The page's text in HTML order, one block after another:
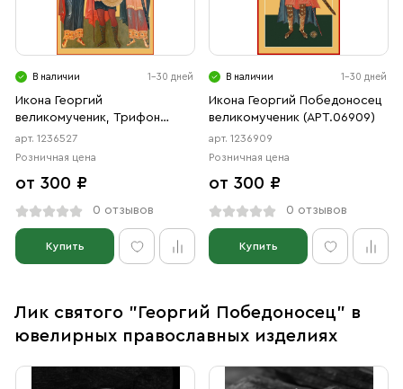
В наличии 1-30 дней
Икона Георгий
великомученик, Трифон
мученик, Иоанн Воин мученик
(АРТ.06527)
арт. 1236527
Розничная цена
от 300 ₽
0 отзывов
Купить
В наличии 1-30 дней
Икона Георгий Победоносец
великомученик (АРТ.06909)
арт. 1236909
Розничная цена
от 300 ₽
0 отзывов
Купить
Лик святого "Георгий Победоносец" в
ювелирных православных изделиях